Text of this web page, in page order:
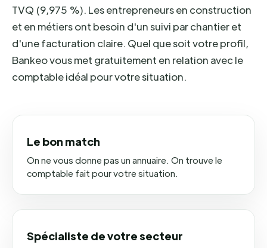
TVQ (9,975 %). Les entrepreneurs en construction
et en métiers ont besoin d'un suivi par chantier et
d'une facturation claire. Quel que soit votre profil,
Bankeo vous met gratuitement en relation avec le
comptable idéal pour votre situation.
Le bon match
On ne vous donne pas un annuaire. On trouve le
comptable fait pour votre situation.
Spécialiste de votre secteur